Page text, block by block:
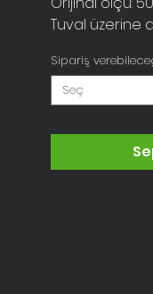
Tuval üzerine
Sipariş
Seç